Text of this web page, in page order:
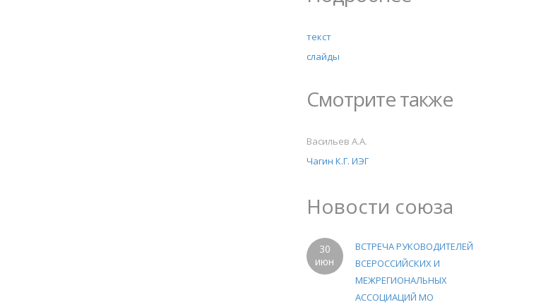
текст
слайды
Смотрите также
Васильев А.А.
Чагин К.Г. ИЭГ
Новости союза
30
июн
ВСТРЕЧА РУКОВОДИТЕЛЕЙ
ВСЕРОССИЙСКИХ И
МЕЖРЕГИОНАЛЬНЫХ
АССОЦИАЦИЙ МО